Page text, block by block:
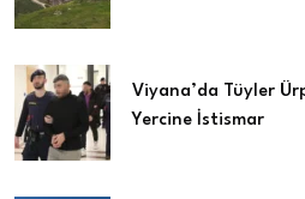
Viyana’da Tüyler
Yercine İstismar